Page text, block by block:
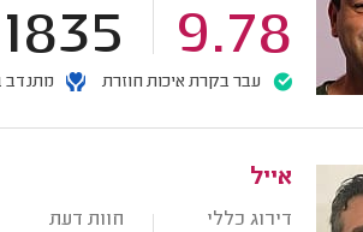
9.78
1835
עבר בקרת איכות חוזרת מתנדב
אייל
דירוג כללי חוות דעת